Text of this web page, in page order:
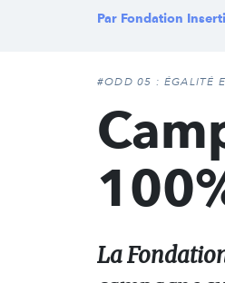
l'engagement
Par Fondation
#ODD 05 : ÉGALITÉ
La